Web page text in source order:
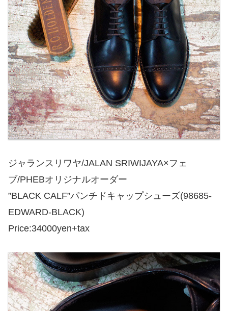
ジャランスリワヤ/JALAN SRIWIJAYA×フェ
ブ/PHEBオリジナルオーダー
”BLACK CALF”パンチドキャップシューズ(98685-
EDWARD-BLACK)
Price:34000yen+tax